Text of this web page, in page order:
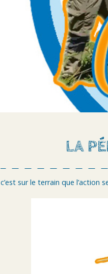
LA
c’est sur le terrain que l’action